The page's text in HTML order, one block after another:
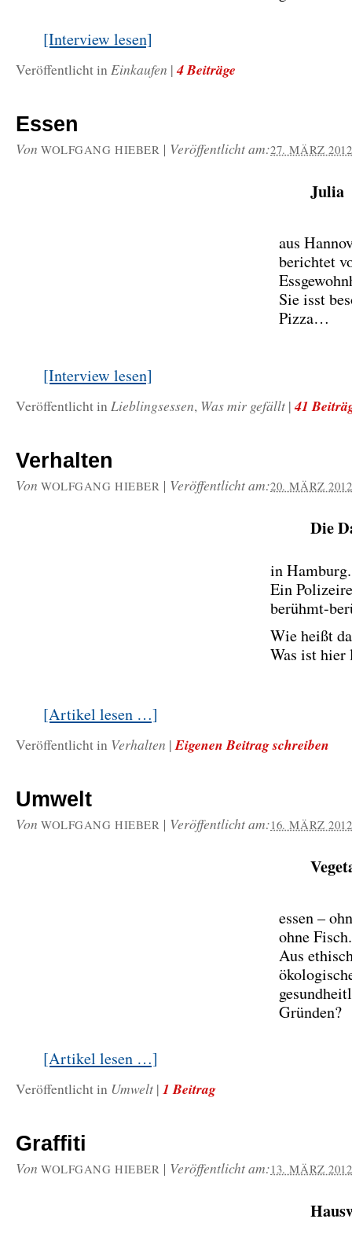
[Interview lesen]
Veröffentlicht in Einkaufen | 4 Beiträge
Essen
Von WOLFGANG HIEBER | Veröffentlicht am:27. MÄRZ 2012
Julia
aus
berichtet
Sie isst
Pizza…
[Interview lesen]
Veröffentlicht in Lieblingsessen, Was mir gefällt | 41
Verhalten
Von WOLFGANG HIEBER | Veröffentlicht am:20. MÄRZ 2012
Die
in Hamburg.
Ein
berühmt-
Wie heißt
Was ist
[Artikel lesen …]
Veröffentlicht in Verhalten | Eigenen Beitrag schreiben
Umwelt
Von WOLFGANG HIEBER | Veröffentlicht am:16. MÄRZ 2012
essen –
ohne Fisch.
Aus
Gründen?
[Artikel lesen …]
Veröffentlicht in Umwelt | 1 Beitrag
Graffiti
Von WOLFGANG HIEBER | Veröffentlicht am:13. MÄRZ 2012